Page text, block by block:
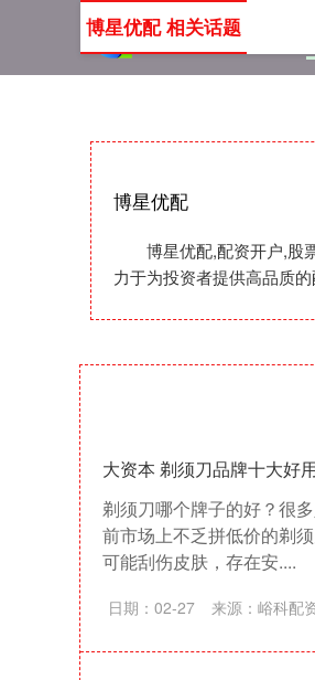
博星优配
博星优配,配资开户,股
力于为投资者提供高品质的
博星优配 相关话题
大资本 剃须刀品牌十大好
剃须刀哪个牌子的好？很
前市场上不乏拼低价的剃
可能刮伤皮肤，存在安....
日期：02-27 来源：峪科配